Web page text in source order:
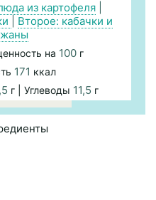
из картофеля
Второе: кабачки и
на 100г
171 ккал
г | Углеводы 11,5 г